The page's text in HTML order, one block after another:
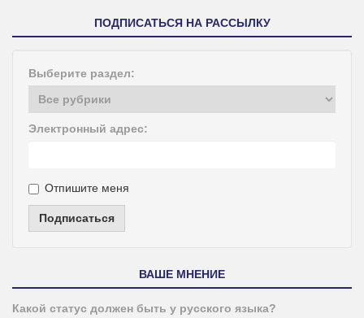
ПОДПИСАТЬСЯ НА РАССЫЛКУ
Выберите раздел:
Электронный адрес:
Отпишите меня
Подписаться
ВАШЕ МНЕНИЕ
Какой статус должен быть у русского языка?